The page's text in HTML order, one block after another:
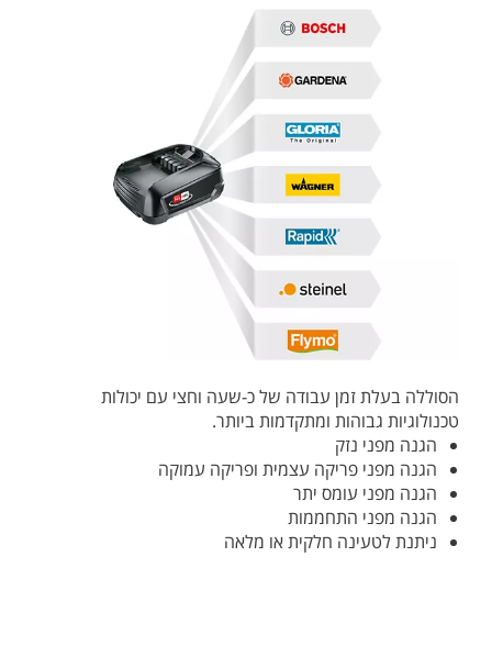
הסוללה בעלת זמן עבודה של כ-שעה וחצי עם יכולות
טכנולוגיות גבוהות ומתקדמות ביותר.
הגנה מפני נזק
הגנה מפני פריקה עצמית ופריקה עמוקה
הגנה מפני עומס יתר
הגנה מפני התחממות
ניתנת לטעינה חלקית או מלאה